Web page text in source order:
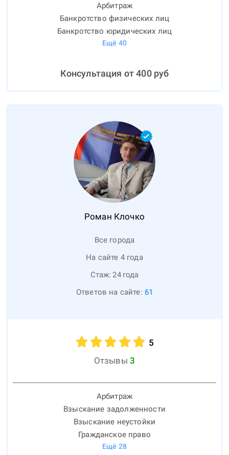
Арбитраж
Банкротство физических лиц
Банкротство юридических лиц
Ещё 40
Консультация от400руб
Роман Клочко
Все города
На сайте 4 года
Стаж: 24 года
Ответов на сайте: 61
5
Отзывы 3
Арбитраж
Взыскание задолженности
Взыскание неустойки
Гражданское право
Ещё 28